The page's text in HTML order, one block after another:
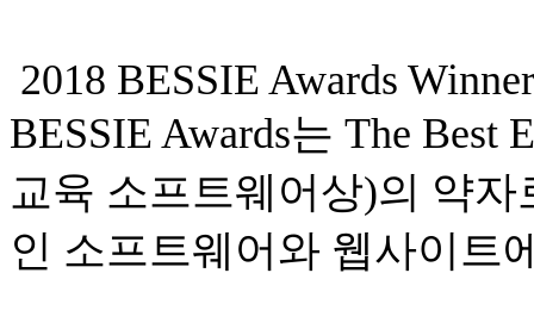
2018 BESSIE Awards Winner
BESSIE Awards는 The Best
교육 소프트웨어상)의 약
인 소프트웨어와 웹사이트